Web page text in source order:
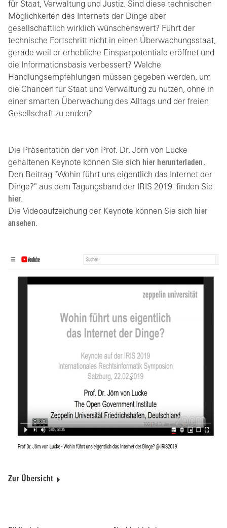
für Staat, Verwaltung und Justiz. Sind diese technischen
Möglichkeiten des Internets der Dinge aber
gesellschaftlich wirklich wünschenswert? Führt der
technische Fortschritt nicht in einen Überwachungsstaat,
gerade weil er erhebliche Einsparpotentiale eröffnet und
die Informationsbasis verbessert? Welche
Handlungsempfehlungen müssen gegeben werden, um
die Chancen für Staat und Verwaltung zu nutzen, ohne in
einer smarten Überwachung des Alltags und der freien
Gesellschaft zu enden?
Die Präsentation der von Prof. Dr. Jörn von Lucke
gehaltenen Keynote können Sie sich hier herunterladen.
Den Beitrag "Wohin führt uns eigentlich das Internet der
Dinge?" aus dem Tagungsband der IRIS 2019 finden Sie
hier.
Die Videoaufzeichung der Keynote können Sie sich hier
ansehen.
Zur Übersicht